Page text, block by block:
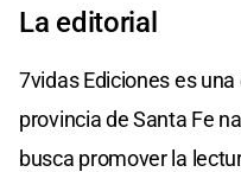
La editorial
7vidas Ediciones es
provincia de Santa Fe
busca promover la